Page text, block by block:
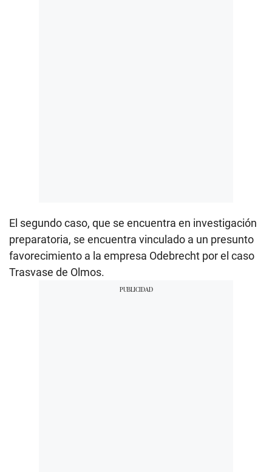
El segundo caso, que se encuentra en investigación
preparatoria, se encuentra vinculado a un presunto
favorecimiento a la empresa Odebrecht por el caso
Trasvase de Olmos.